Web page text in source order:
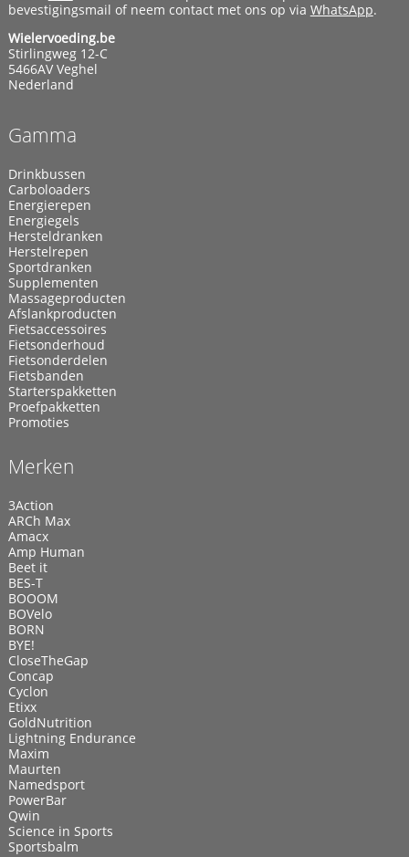
bevestigingsmail of neem contact met ons op via WhatsApp.
Wielervoeding.be
Stirlingweg 12-C
5466AV Veghel
Nederland
Gamma
Drinkbussen
Carboloaders
Energierepen
Energiegels
Hersteldranken
Herstelrepen
Sportdranken
Supplementen
Massageproducten
Afslankproducten
Fietsaccessoires
Fietsonderhoud
Fietsonderdelen
Fietsbanden
Starterspakketten
Proefpakketten
Promoties
Merken
3Action
ARCh Max
Amacx
Amp Human
Beet it
BES-T
BOOOM
BOVelo
BORN
BYE!
CloseTheGap
Concap
Cyclon
Etixx
GoldNutrition
Lightning Endurance
Maxim
Maurten
Namedsport
PowerBar
Qwin
Science in Sports
Sportsbalm